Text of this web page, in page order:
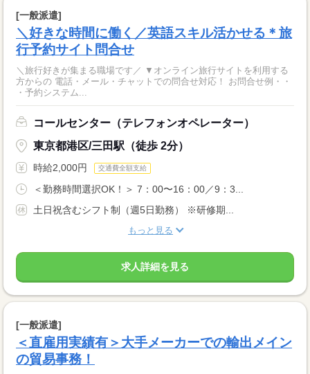
[一般派遣]
＼好きな時間に働く／英語スキル活かせる＊旅
行予約サイト問合せ
＼旅行好きが集まる職場です／ ▼オンライン旅行サイトを利用する
方からの 電話・メール・チャットでの問合せ対応！ お問合せ例・・
・予約システム...
コールセンター（テレフォンオペレーター）
東京都港区/三田駅（徒歩 2分）
時給2,000円 交通費全額支給
＜勤務時間選択OK！＞ 7：00〜16：00／9：3...
土日祝含むシフト制（週5日勤務） ※研修期...
もっと見る
求人詳細を見る
[一般派遣]
＜直雇用実績有＞大手メーカーでの輸出メイン
の貿易事務！